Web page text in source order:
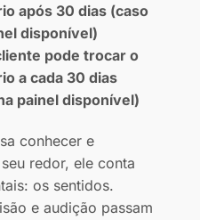
após 30 dias (caso
disponível)
pode trocar o
a cada 30 dias
painel disponível)
conhecer e
redor, ele conta
os sentidos.
e audição passam